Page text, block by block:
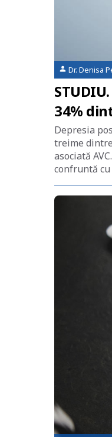
Dr. Denisa
34%
Depresia
treime
asociată
confruntă